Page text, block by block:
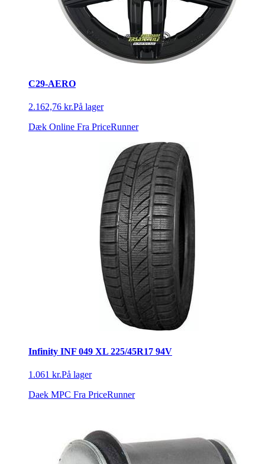
C29-AERO
2.162,76 kr.På lager
Dæk Online Fra PriceRunner
Infinity INF 049 XL 225/45R17 94V
1.061 kr.På lager
Daek MPC Fra PriceRunner